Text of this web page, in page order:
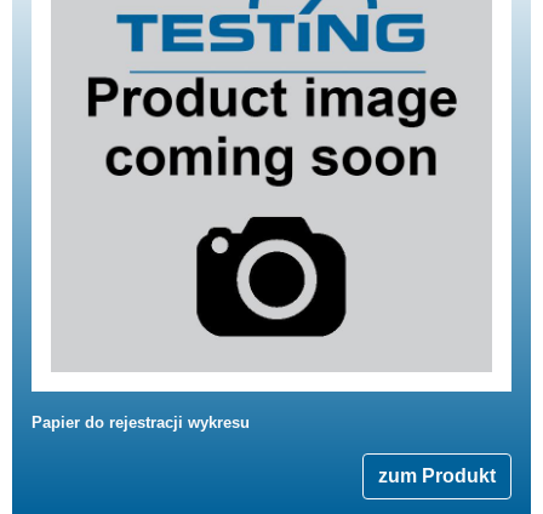
Papier do rejestracji wykresu
zum Produkt